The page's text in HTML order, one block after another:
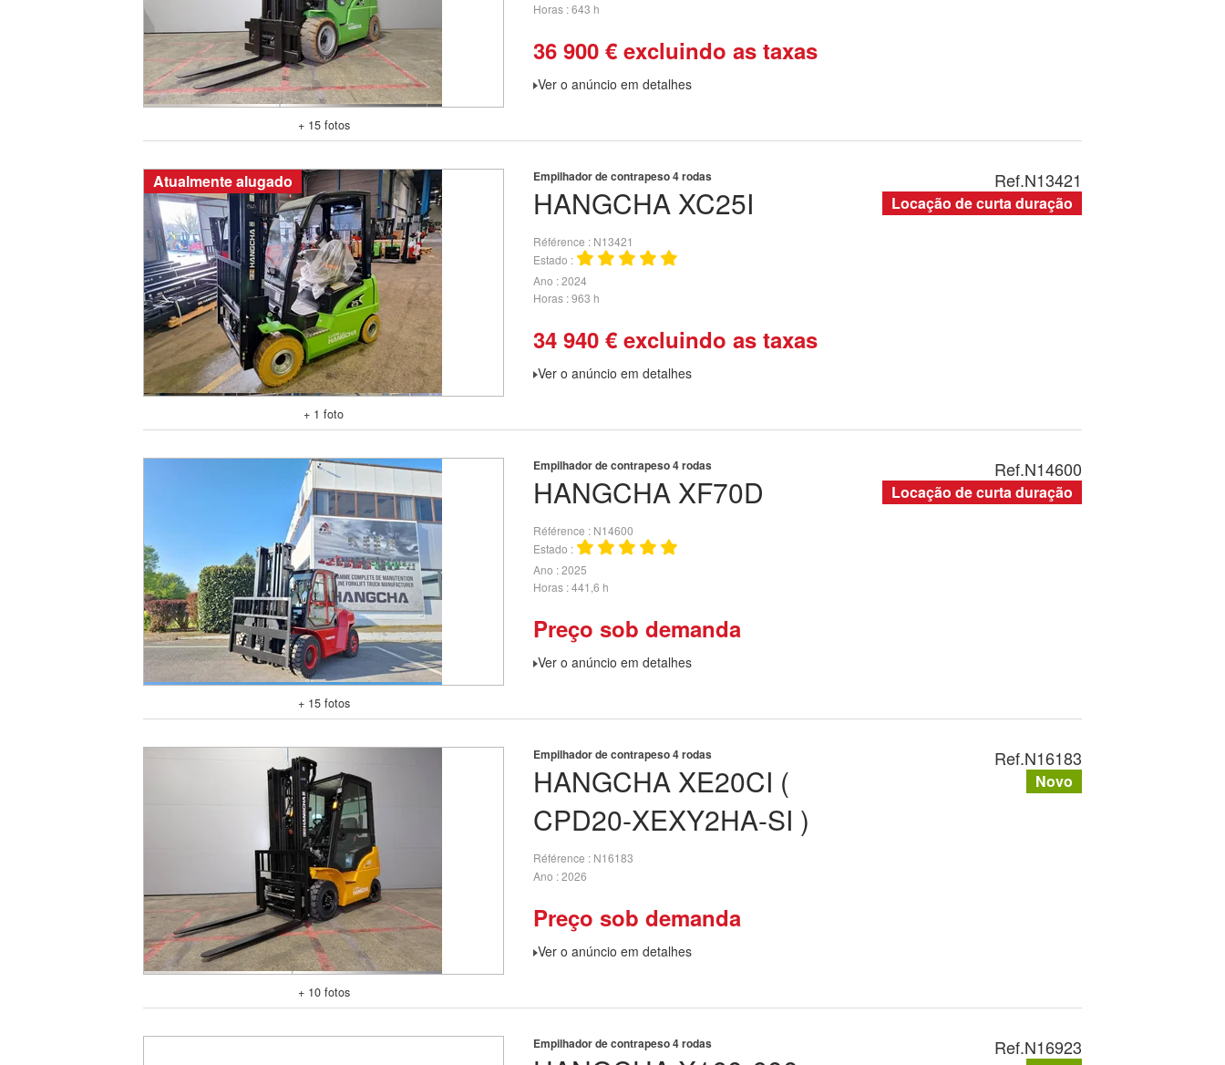
+ 15 fotos
Horas 643 h
36 900 € excluindo as taxas
Ver o anúncio em detalhes
Atualmente alugado
+ 1 foto
HANGCHA XC25I
Empilhador de contrapeso 4 rodas
Référence
N13421
Estado
Ano 2024
Horas 963 h
34 940 € excluindo as taxas
Ver o anúncio em detalhes
Ref.N13421
Locação de curta duração
+ 15 fotos
HANGCHA XF70D
Empilhador de contrapeso 4 rodas
Référence
N14600
Estado
Ano 2025
Horas 441,6 h
Preço sob demanda
Ver o anúncio em detalhes
Ref.N14600
Locação de curta duração
+ 10 fotos
HANGCHA XE20CI (
CPD20-XEXY2HA-SI )
Empilhador de contrapeso 4 rodas
Référence
N16183
Ano 2026
Preço sob demanda
Ver o anúncio em detalhes
Ref.N16183
Novo
Empilhador de contrapeso 4 rodas Ref.N16923